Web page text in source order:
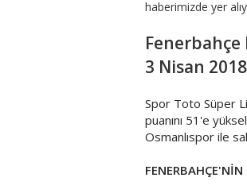
haberimizde yer
3 Nisan 2018
Spor Toto Süper
puanını 51'e
Osmanlıspor ile